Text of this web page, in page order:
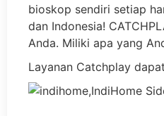
bioskop sendiri setiap
dan Indonesia!
Anda. Miliki apa yang
Layanan Catchplay